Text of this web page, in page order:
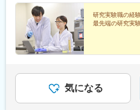
【キャリアパス】
■約4～5年後にチームをまと
と、チームのプロジェクトの
ています。更に経験を積み管
て、マネジメント側ではなく
として働くことも可能です。
の区分★東北エリア…青森、
東エリア…茨木、栃木、群馬
神奈川、千葉甲信越エリア…
ア…静岡、愛知、岐阜、三重
エリア…滋賀、京都、大阪、
合、家賃補助が支給されます
町駅、あすなろう四日市駅、
木駅、千里中央駅(大阪モノレ
宮・花時計前駅、西神中央駅
倉敷駅、福山駅、八丁堀駅(広
小倉駅(福岡県)、天神駅、大
葉駅、東大前駅、立川駅、京
豊田駅、近鉄名古屋駅、電気
日市駅、四条駅(京都市営)、
旧居留地・大丸前駅、山陽明
研究実験職の経
最先端の研究実
気になる